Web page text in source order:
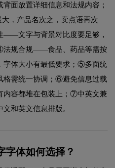
面放置详细信息和法规内容；
，产品名次之，卖点语再次
——文字与背景对比度要足够，
法规合规——食品、药品等需按
字体大小有最低要求；⑤多面统
需统一协调；⑥避免信息过载
容都堆在包装上；⑦中英文兼
和英文信息排版。
字体如何选择？